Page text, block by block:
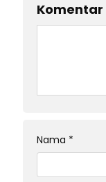
Komentar
Nama *